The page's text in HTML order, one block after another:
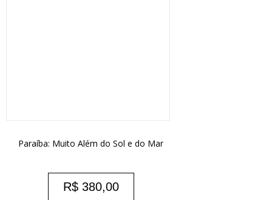
Paraíba: Muito Além do Sol e do Mar
R$ 380,00